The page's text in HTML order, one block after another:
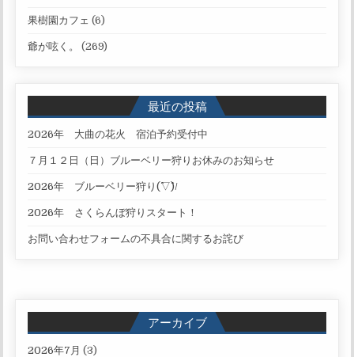
果樹園カフェ (6)
爺が呟く。 (269)
最近の投稿
2026年 大曲の花火 宿泊予約受付中
７月１２日（日）ブルーベリー狩りお休みのお知らせ
2026年 ブルーベリー狩り(^▽^)/
2026年 さくらんぼ狩りスタート！
お問い合わせフォームの不具合に関するお詫び
アーカイブ
2026年7月 (3)